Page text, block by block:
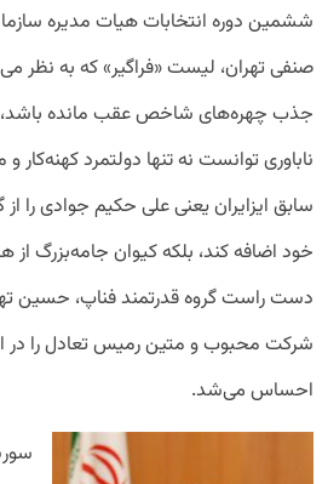
ششمین دوره انتخابات هیات مدیره
صنفی تهران، لیست «فراگیر» که به نظر
جذب چهره‌های شاخص عقب مانده باشد،
ناباوری توانست نه تنها دولتمرد کهنه‌کار
سابق ایزایران یعنی علی حکیم جوادی را
خود اضافه کند، بلکه کیوان جامه‌بزرگ از
دست راست گروه قدرتمند فناپ، حسین
شرکت محبوب و متین رمیس تعادل را در
احساس می‌شد.